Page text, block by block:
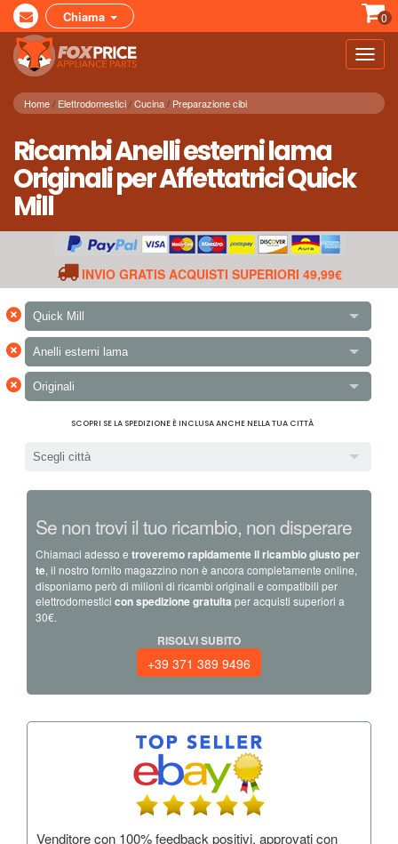
Chiama 0
Home Elettrodomestici Cucina Preparazione cibi
Ricambi Anelli esterni lama
Originali per Affettatrici Quick
Mill
INVIO GRATIS ACQUISTI SUPERIORI 49,99€
× Quick Mill
× Anelli esterni lama
× Originali
SCOPRI SE LA SPEDIZIONE È INCLUSA ANCHE NELLA TUA CITTÀ
Scegli città
Se non trovi il tuo ricambio, non disperare
Chiamaci adesso e troveremo rapidamente il ricambio giusto per
te, il nostro fornito magazzino non è ancora completamente online,
disponiamo però di milioni di ricambi originali e compatibili per
elettrodomestici con spedizione gratuita per acquisti superiori a
30€.
RISOLVI SUBITO
+39 371 389 9496
Venditore con 100% feedback positivi, approvati con